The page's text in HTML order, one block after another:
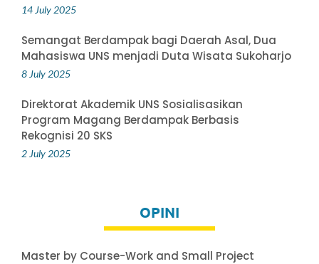
14 July 2025
Semangat Berdampak bagi Daerah Asal, Dua
Mahasiswa UNS menjadi Duta Wisata Sukoharjo
8 July 2025
Direktorat Akademik UNS Sosialisasikan
Program Magang Berdampak Berbasis
Rekognisi 20 SKS
2 July 2025
OPINI
Master by Course-Work and Small Project